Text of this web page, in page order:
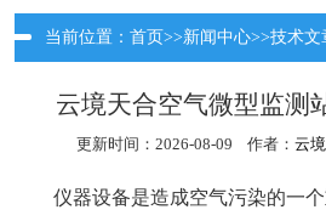
当前位置： 首页>>新闻中心>>技术文
云境天合空气微型监测
更新时间：2026-08-09 作者： 云
仪器设备是造成空气污染的一